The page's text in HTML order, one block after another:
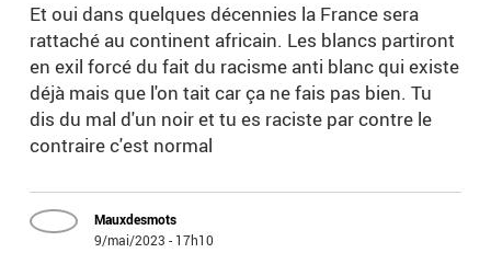
Et oui dans quelques décennies la France sera
rattaché au continent africain. Les blancs partiront
en exil forcé du fait du racisme anti blanc qui existe
déjà mais que l'on tait car ça ne fais pas bien. Tu
dis du mal d'un noir et tu es raciste par contre le
contraire c'est normal
Mauxdesmots
9/mai/2023 - 17h10